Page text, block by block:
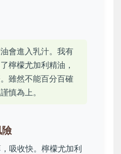
會進入乳汁。我有
檸檬尤加利精油，
雖然不能百分百確
慎為上。
吸收快。檸檬尤加利